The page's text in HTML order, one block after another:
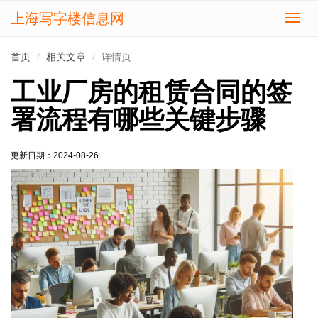
切
上海写字楼信息网
首页 相关文章 详情页
工业厂房的租赁合同的签
署流程有哪些关键步骤
更新日期：2024-08-26